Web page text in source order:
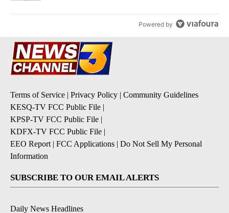
Powered by
Terms of Service Privacy Policy
Community Guidelines
KESQ-TV FCC Public File
KPSP-TV FCC Public File
KDFX-TV FCC Public File
EEO Report| FCC Applications
Do Not Sell My Personal
Information
SUBSCRIBE TO OUR EMAIL ALERTS
Daily News Headlines